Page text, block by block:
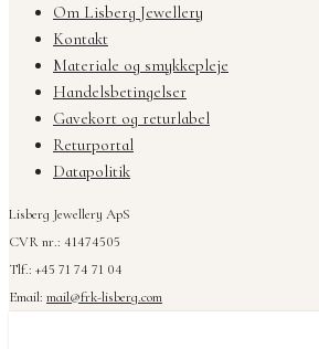
Om Lisberg Jewellery
Kontakt
Materiale og smykkepleje
Handelsbetingelser
Gavekort og returlabel
Returportal
Datapolitik
Lisberg Jewellery ApS
CVR nr.: 41474505
Tlf.: +45 71 74 71 04
Email: mail@frk-lisberg.com